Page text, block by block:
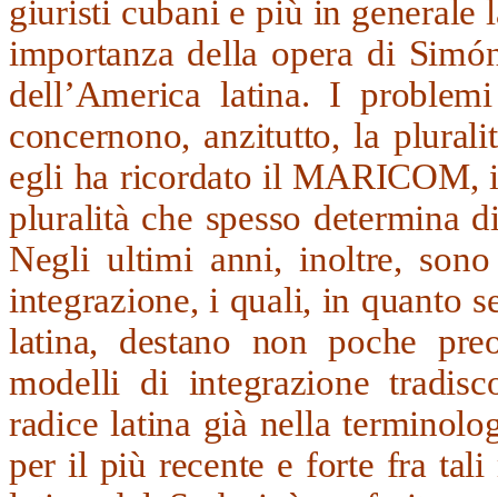
giuristi cubani e più in generale
importanza della opera di
dell’America latina. I
concernono, anzitutto, la
egli ha ricordato il MARICOM,
pluralità che spesso determina
Negli ultimi anni, inoltre,
integrazione, i quali, in quanto
latina, destano non poche
modelli di integrazione
radice latina già nella
per il più recente e forte fra tali